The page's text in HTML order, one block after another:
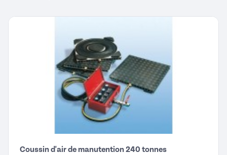
Coussin d'air de manutention 240 tonnes